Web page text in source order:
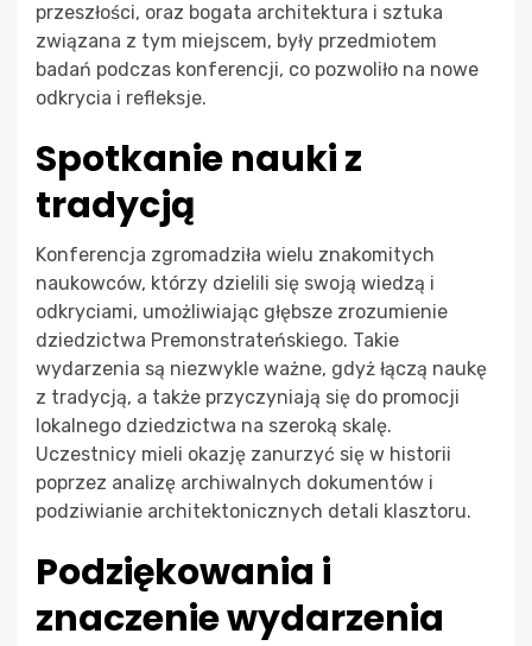
przeszłości, oraz bogata architektura i sztuka
związana z tym miejscem, były przedmiotem
badań podczas konferencji, co pozwoliło na nowe
odkrycia i refleksje.
Spotkanie nauki z
tradycją
Konferencja zgromadziła wielu znakomitych
naukowców, którzy dzielili się swoją wiedzą i
odkryciami, umożliwiając głębsze zrozumienie
dziedzictwa Premonstrateńskiego. Takie
wydarzenia są niezwykle ważne, gdyż łączą naukę
z tradycją, a także przyczyniają się do promocji
lokalnego dziedzictwa na szeroką skalę.
Uczestnicy mieli okazję zanurzyć się w historii
poprzez analizę archiwalnych dokumentów i
podziwianie architektonicznych detali klasztoru.
Podziękowania i
znaczenie wydarzenia